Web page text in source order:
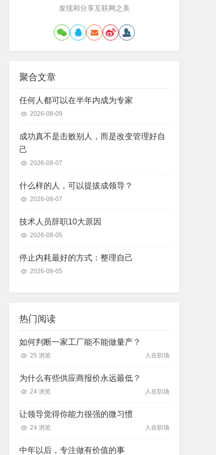
发现和分享互联网之美
聚合文章
任何人都可以在半年内成为专家
2026-08-09
成功真不是击败别人，而是改变管理好自
己
2026-08-07
什么样的人，可以提拔成领导？
2026-08-07
技术人员辞职10大原因
2026-08-05
停止内耗最好的方式：整理自己
2026-08-05
热门阅读
如何判断一家工厂能不能做量产？
25 浏览 人在职场
为什么有些供应商报价永远最低？
24 浏览 人在职场
让领导觉得你能力很强的微习惯
24 浏览 人在职场
中年以后，专注做有价值的事